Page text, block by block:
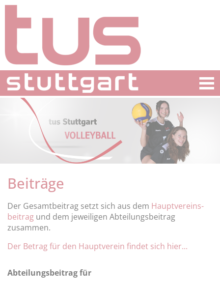
Beiträge
Der Gesamtbeitrag setzt sich aus dem Hauptvereins­
beitrag und dem jeweiligen Abteilungsbeitrag
zusammen.
Der Betrag für den Hauptverein findet sich hier...
Abteilungsbeitrag für